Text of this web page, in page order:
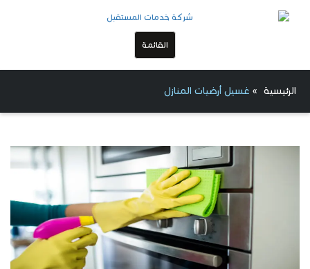
القائمة
الرئيسية » غسيل أرضيات المنازل